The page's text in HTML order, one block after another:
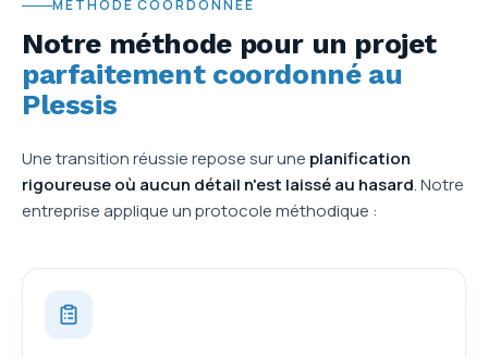
MÉTHODE COORDONNÉE
Notre méthode pour un projet
parfaitement coordonné au
Plessis
Une transition réussie repose sur une planification
rigoureuse où aucun détail n'est laissé au hasard. Notre
entreprise applique un protocole méthodique :